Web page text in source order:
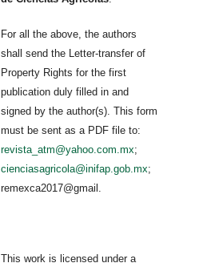
For all the above, the authors
shall send the Letter-transfer of
Property Rights for the first
publication duly filled in and
signed by the author(s). This form
must be sent as a PDF file to:
revista_atm@yahoo.com.mx;
cienciasagricola@inifap.gob.mx;
remexca2017@gmail.
This work is licensed under a